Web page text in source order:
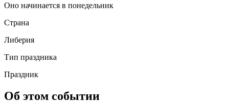
Оно начинается в понедельник
Страна
Либерия
Тип праздника
Праздник
Об этом событии